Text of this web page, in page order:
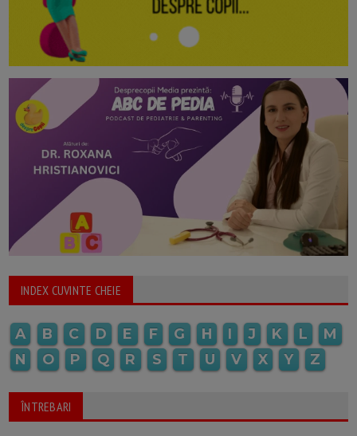
INDEX CUVINTE CHEIE
A B C D E F G H I J K L
M
N
O P Q R S T U V X Y Z
ÎNTREBARI